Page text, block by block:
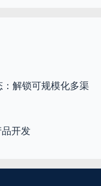
解锁可规模化多渠
开发